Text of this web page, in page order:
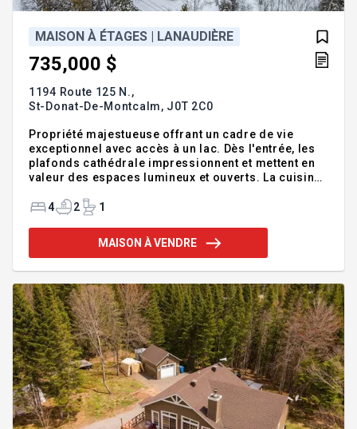
MAISON À ÉTAGES | LANAUDIÈRE
735,000 $
1194 Route 125 N.,
St-Donat-De-Montcalm, J0T 2C0
Propriété majestueuse offrant un cadre de vie
exceptionnel avec accès à un lac. Dès l'entrée, les
plafonds cathédrale impressionnent et mettent en
valeur des espaces lumineux et ouverts. La cuisine,
la maison. Foyer au bois, garage triple et vaste
fonctionnalité. Le sous-sol propose un logement
intergénérationnel ou une possibilité de revenu.
appartenant au même propriétaire, offrant un
potentiel inté
4 2 1
MAISON À VENDRE